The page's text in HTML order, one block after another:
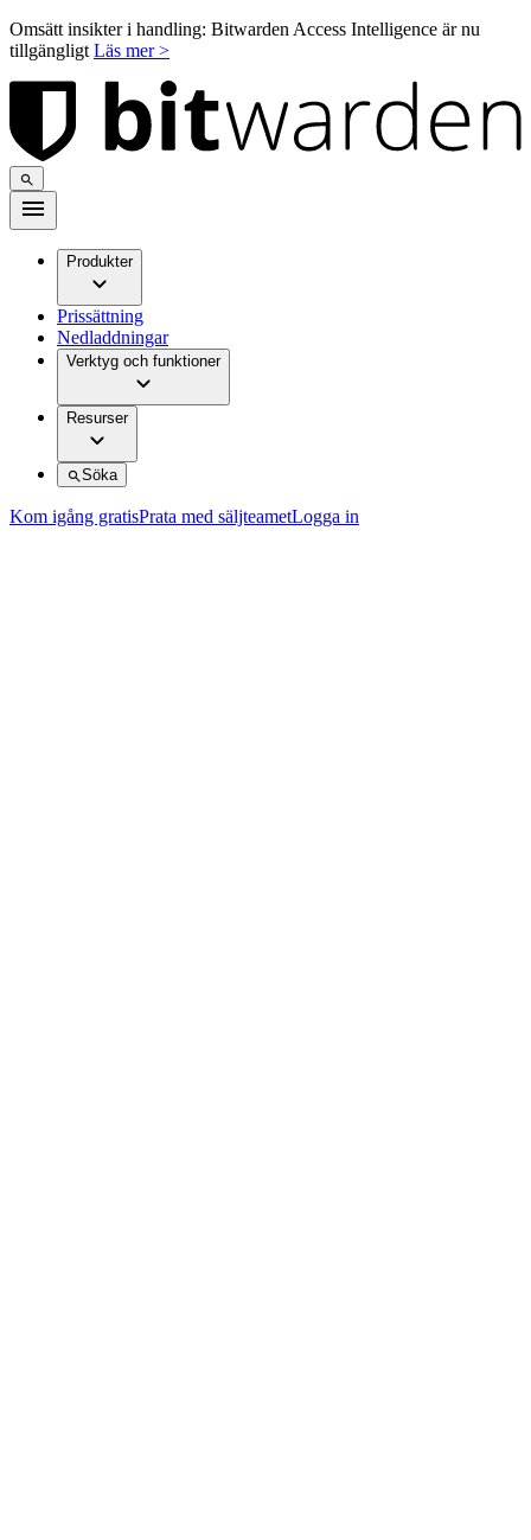
Omsätt insikter i handling: Bitwarden Access Intelligence är nu
tillgängligt Läs mer >
Produkter
Prissättning
Nedladdningar
Verktyg och funktioner
Resurser
Söka
Kom igång gratisPrata med säljteametLogga in